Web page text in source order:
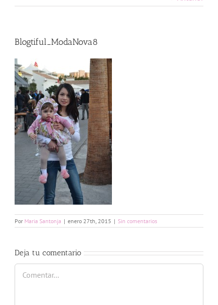
Blogtiful_ModaNova8
Por Maria Santonja | enero 27th, 2015 | Sin comentarios
Deja tu comentario
Comentar